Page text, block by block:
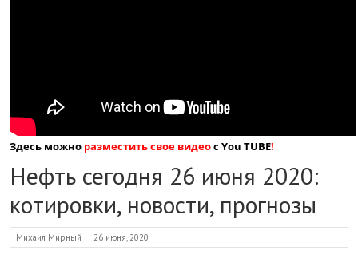
Здесь можно разместить свое видеос You TUBE!
Нефть сегодня 26 июня 2020:
котировки, новости, прогнозы
Михаил Мирный 26 июня, 2020